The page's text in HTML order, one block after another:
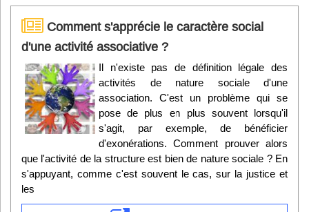
Comment s'apprécie le caractère social
d'une activité associative ?
Il n'existe pas de définition légale des
activités de nature sociale d'une
association. C'est un problème qui se
pose de plus en plus souvent lorsqu'il
s'agit, par exemple, de bénéficier
d'exonérations. Comment prouver alors
que l'activité de la structure est bien de nature sociale ? En
s'appuyant, comme c'est souvent le cas, sur la justice et
les